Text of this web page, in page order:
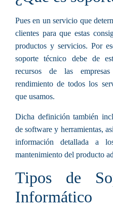
Pues en un servicio que
clientes para que estas
productos y servicios. Por
soporte técnico debe de
recursos de las
rendimiento de todos los
que usamos.
Dicha definición también
de software y herramientas,
información detallada a
mantenimiento del producto
Tipos de
Informático